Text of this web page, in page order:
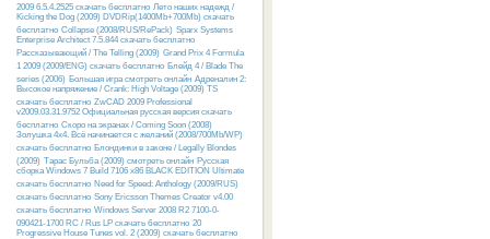
2009 6.5.4.2525 скачать бесплатно Лето наших надежд /
Kicking the Dog (2009) DVDRip(1400Mb+700Mb) скачать
бесплатно Collapse (2008/RUS/RePack) Sparx Systems
Enterprise Architect 7.5.844 скачать бесплатно
Рассказывающий / The Telling (2009) Grand Prix 4 Formula
1 2009 (2009/ENG) скачать бесплатно Блейд 4 / Blade The
series (2006) Большая игра смотреть онлайн Адреналин 2:
Высокое напряжение / Crank: High Voltage (2009) TS
скачать бесплатно ZwCAD 2009 Professional
v2009.03.31.9752 Официальная русская версия скачать
бесплатно Скоро на экранах / Coming Soon (2008)
Золушка 4х4. Всё начинается с желаний (2008/700Mb/WP)
скачать бесплатно Блондинки в законе / Legally Blondes
(2009) Тарас Бульба (2009) смотреть онлайн Русcкая
сборка Windows 7 Build 7106 x86 BLACK EDITION Ultimate
скачать бесплатно Need for Speed: Anthology (2009/RUS)
скачать бесплатно Sony Ericsson Themes Creator v4.00
скачать бесплатно Windows Server 2008 R2 7100-0-
090421-1700 RC / Rus LP скачать бесплатно 20
Progressive House Tunes vol. 2 (2009) скачать бесплатно